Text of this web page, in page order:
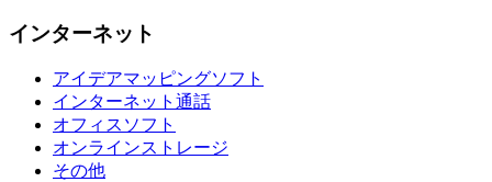
インターネット
アイデアマッピングソフト
インターネット通話
オフィスソフト
オンラインストレージ
その他